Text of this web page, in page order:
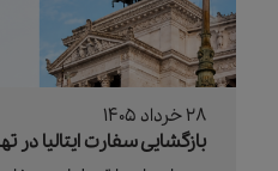
28 خرداد 1405
بازگشایی سفارت ایتالیا در